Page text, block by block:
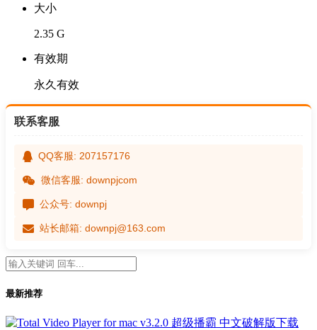
大小
2.35 G
有效期
永久有效
联系客服
QQ客服: 207157176
微信客服: downpjcom
公众号: downpj
站长邮箱: downpj@163.com
最新推荐